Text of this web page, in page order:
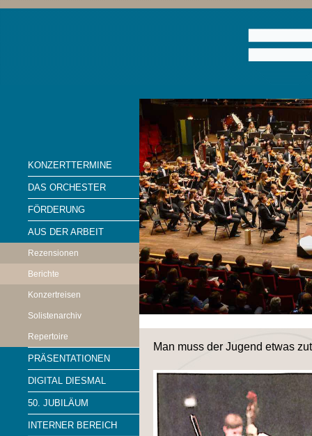
KONZERTTERMINE
DAS ORCHESTER
FÖRDERUNG
AUS DER ARBEIT
Rezensionen
Berichte
Konzertreisen
Solistenarchiv
Repertoire
PRÄSENTATIONEN
DIGITAL DIESMAL
50. JUBILÄUM
INTERNER BEREICH
Man muss der Jugend etwas